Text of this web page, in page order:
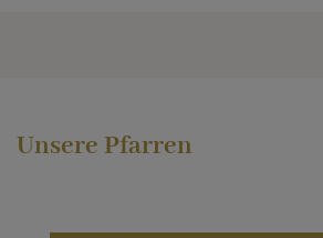
Unsere Pfarren